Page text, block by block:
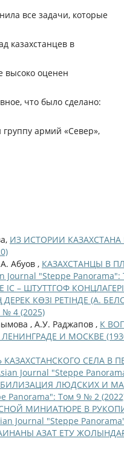
все задачи, которые
казахстанцев в
высоко оценен
что было сделано:
армий «Север»,
ИЗ ИСТОРИИ КАЗАХСТАНА
Абуов , КАЗАХСТАНЦЫ В
Journal "Steppe
ІС – ШТУТТГОФ
КӨЗІ РЕТІНДЕ (А.
№ 4 (2025)
, А.У. Раджапов , К
И МОСКВЕ
КАЗАХСТАНСКОГО СЕЛА
Journal "Steppe
ЛЮДСКИХ И
Panorama": Том 9 № 2
МИНИАТЮРЕ В
Journal "Steppe
АЗАТ ЕТУ